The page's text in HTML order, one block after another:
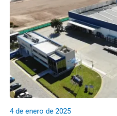
4 de enero de 2025